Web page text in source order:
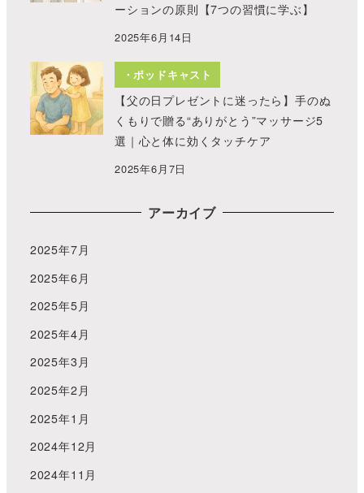
ーションの原則【7つの習慣に学ぶ】
2025年6月14日
・ポッドキャスト
【父の日プレゼントに迷ったら】手のぬ
くもりで贈る“ありがとう”マッサージ5
選｜心と体に効くタッチケア
2025年6月7日
アーカイブ
2025年7月
2025年6月
2025年5月
2025年4月
2025年3月
2025年2月
2025年1月
2024年12月
2024年11月